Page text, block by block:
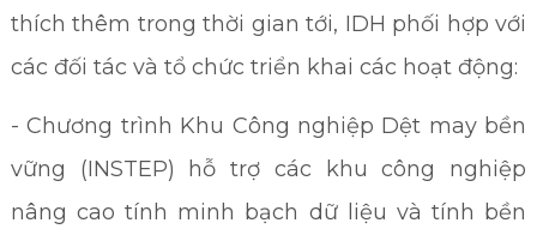
thích thêm trong thời gian tới, IDH phối hợp với
các đối tác và tổ chức triển khai các hoạt động:
- Chương trình Khu Công nghiệp Dệt may bền
vững (INSTEP) hỗ trợ các khu công nghiệp
nâng cao tính minh bạch dữ liệu và tính bền